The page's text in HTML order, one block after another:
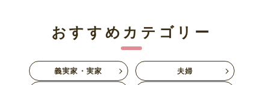
おすすめカテゴリー
義実家・実家
夫婦